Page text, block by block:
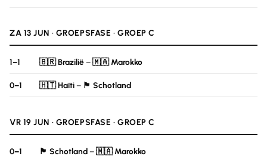
ZA 13 JUN · GROEPSFASE · GROEP C
1–1 🇧🇷 Brazilië–🇲🇦 Marokko
0–1 🇭🇹 Haïti– 🏴󠁧󠁢󠁳󠁣󠁴󠁿 Schotland
VR 19 JUN · GROEPSFASE · GROEP C
0–1 🏴󠁧󠁢󠁳󠁣󠁴󠁿 Schotland–🇲🇦 Marokko